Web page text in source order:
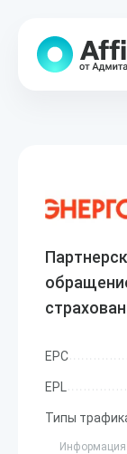
EPC
EPL
Типы
Информация